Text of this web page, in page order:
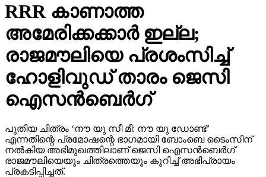
RRR കാണാത്ത
അമേരിക്കക്കാര്‍ ഇല്ല;
രാജമൗലിയെ പ്രശംസിച്ച്
ഹോളിവുഡ് താരം ജെസി
ഐസന്‍ബെര്‍ഗ്
പുതിയ ചിത്രം ‘നൗ യു സീ മീ: നൗ യു ഡോണ്ട്’
എന്നതിന്റെ പ്രമോഷന്റെ ഭാഗമായി ബോംബെ ടൈംസിന്
നല്‍കിയ അഭിമുഖത്തിലാണ് ജെസി ഐസന്‍ബെര്‍ഗ്
രാജമൗലിയെയും ചിത്രത്തെയും കുറിച്ച് അഭിപ്രായം
പ്രകടിപ്പിച്ചത്.